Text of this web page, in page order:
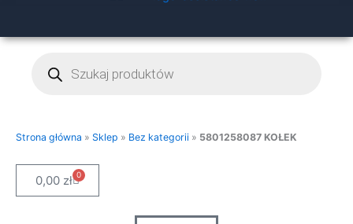
produktów
Strona główna » Sklep » Bez kategorii » 5801258087 KOŁEK
0,00 zł 0
Cart